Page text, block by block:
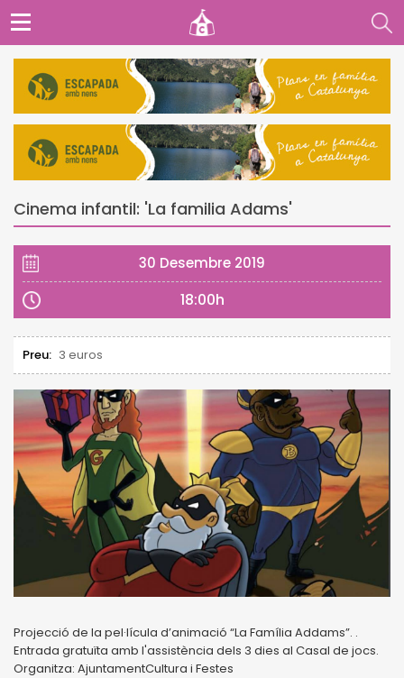
Cinema infantil: 'La familia Adams'
30 Desembre 2019
18:00h
Preu: 3 euros
Projecció de la pel·lícula d’animació “La Família Addams”. .
Entrada gratuïta amb l'assistència dels 3 dies al Casal de jocs.
Organitza: AjuntamentCultura i Festes